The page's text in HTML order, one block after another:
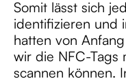
Somit lässt sich
identifizieren und
hatten von
wir die NFC-Tags
scannen können.